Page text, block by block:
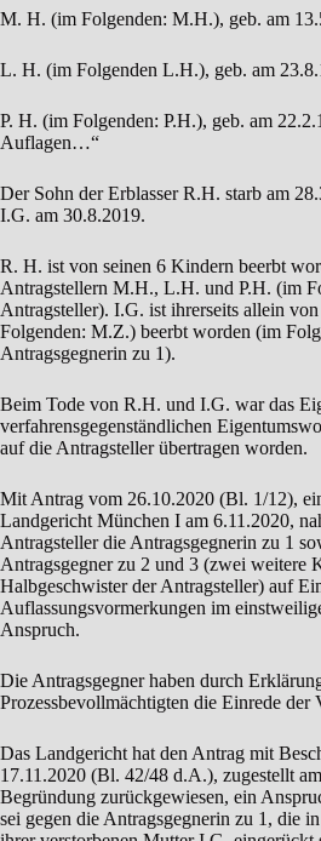
M. H. (im Folgenden: M.H.), geb. am
L. H. (im Folgenden L.H.), geb. am
P. H. (im Folgenden: P.H.), geb. am
Auflagen…“
Der Sohn der Erblasser R.H. starb am
I.G. am 30.8.2019.
R. H. ist von seinen 6 Kindern beerbt
Antragstellern M.H., L.H. und P.H. (im
Antragsteller). I.G. ist ihrerseits allein
Folgenden: M.Z.) beerbt worden (im
Antragsgegnerin zu 1).
Beim Tode von R.H. und I.G. war das
verfahrensgegenständlichen
auf die Antragsteller übertragen worden.
Mit Antrag vom 26.10.2020 (Bl. 1/12),
Landgericht München I am 6.11.2020,
Antragsteller die Antragsgegnerin zu 1
Antragsgegner zu 2 und 3 (zwei weitere
Halbgeschwister der Antragsteller) auf
Auflassungsvormerkungen im
Anspruch.
Die Antragsgegner haben durch
Prozessbevollmächtigten die Einrede der
Das Landgericht hat den Antrag mit
17.11.2020 (Bl. 42/48 d.A.), zugestellt
Begründung zurückgewiesen, ein
sei gegen die Antragsgegnerin zu 1, die